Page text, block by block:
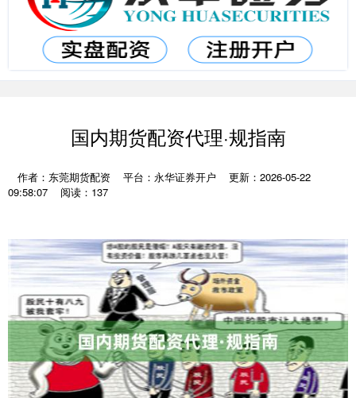
国内期货配资代理·规指南
作者：东莞期货配资 平台：永华证券开户
更新：2026-05-22
09:58:07
阅读：137